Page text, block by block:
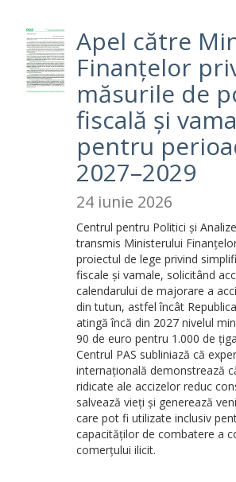
Apel către
Finanțelor
măsurile de
fiscală și
pentru
2027–2029
24 iunie 2026
Centrul pentru Politici și
transmis Ministerului
proiectul de lege privind
fiscale și vamale, solicitând
calendarului de majorare a
din tutun, astfel încât
atingă încă din 2027 nivelul
90 de euro pentru 1.000 de
Centrul PAS subliniază că
internațională demonstrează
ridicate ale accizelor reduc
salvează vieți și generează
care pot fi utilizate inclusiv
capacităților de combatere a
comerțului ilicit.